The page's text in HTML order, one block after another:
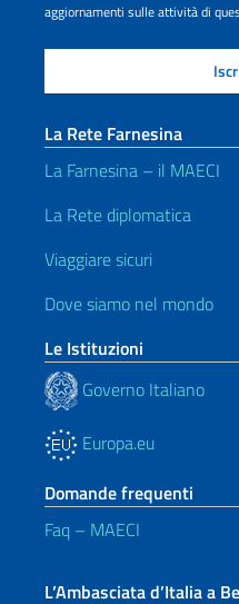
aggiornamenti sulle attività di
La Rete Farnesina
La Farnesina – il MAECI
La Rete diplomatica
Viaggiare sicuri
Dove siamo nel mondo
Le Istituzioni
Governo Italiano
Europa.eu
Domande frequenti
Faq – MAECI
L’Ambasciata d’Italia a